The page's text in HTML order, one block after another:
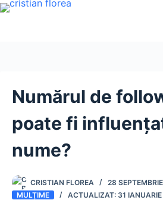
Sari
Numărul de
poate fi
nume?
CRISTIAN FLOREA
28
MULŢIME
31